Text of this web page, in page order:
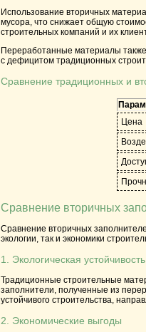
Использование вторичных
мусора, что снижает общую
строительных компаний и их
Переработанные материалы также
с дефицитом традиционных
Сравнение традиционных и
Цена
Сравнение вторичных
Сравнение вторичных
экологии, так и экономики
1. Экологическая устойчивость
Традиционные строительные
заполнители, полученные из
устойчивого строительства,
2. Экономические выгоды